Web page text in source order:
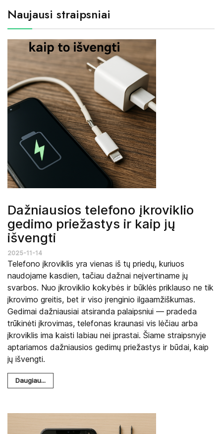
Naujausi straipsniai
Dažniausios telefono įkroviklio
gedimo priežastys ir kaip jų
išvengti
2025-11-14
Telefono įkroviklis yra vienas iš tų priedų, kuriuos
naudojame kasdien, tačiau dažnai neįvertiname jų
svarbos. Nuo įkroviklio kokybės ir būklės priklauso ne tik
įkrovimo greitis, bet ir viso įrenginio ilgaamžiškumas.
Gedimai dažniausiai atsiranda palaipsniui — pradeda
trūkinėti įkrovimas, telefonas kraunasi vis lėčiau arba
įkroviklis ima kaisti labiau nei įprastai. Šiame straipsnyje
aptariamos dažniausios gedimų priežastys ir būdai, kaip
jų išvengti.
Daugiau...